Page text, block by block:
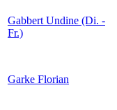
Gabbert Undine (Di. -
Fr.)
Garke Florian